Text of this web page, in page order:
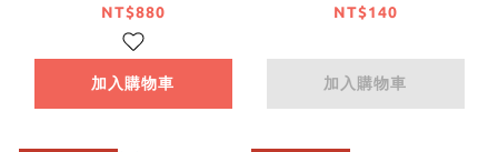
【7月下旬出貨】
NT$880
加入購物車
NT$140
加入購物車